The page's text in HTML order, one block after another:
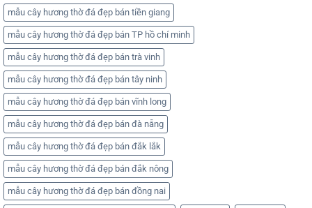
mẫu cây hương thờ đá đẹp bán tiền giang
mẫu cây hương thờ đá đẹp bán TP hồ chí minh
mẫu cây hương thờ đá đẹp bán trà vinh
mẫu cây hương thờ đá đẹp bán tây ninh
mẫu cây hương thờ đá đẹp bán vĩnh long
mẫu cây hương thờ đá đẹp bán đà nẵng
mẫu cây hương thờ đá đẹp bán đắk lắk
mẫu cây hương thờ đá đẹp bán đắk nông
mẫu cây hương thờ đá đẹp bán đồng nai